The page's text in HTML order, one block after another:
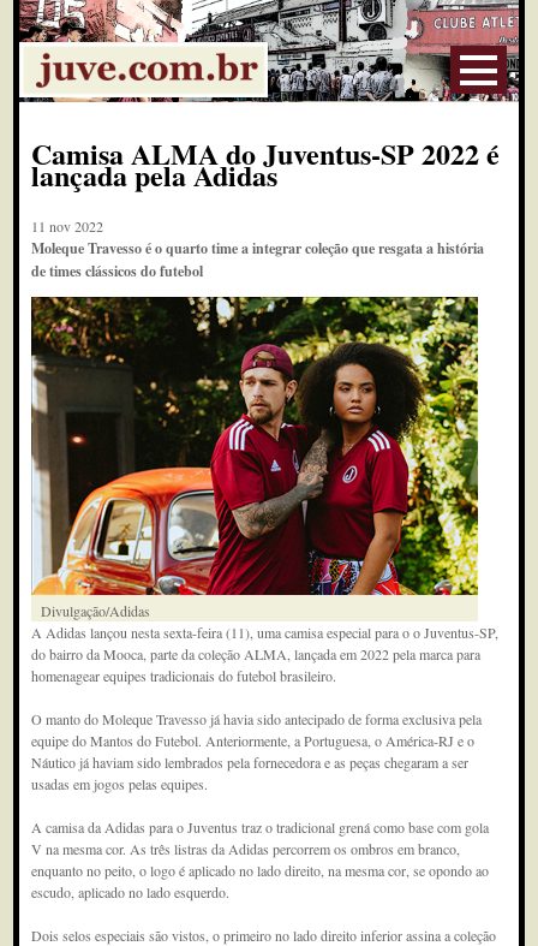
Camisa ALMA do Juventus-SP 2022 é
lançada pela Adidas
11 nov 2022
Moleque Travesso é o quarto time a integrar coleção que resgata a história
de times clássicos do futebol
Divulgação/Adidas
A Adidas lançou nesta sexta-feira (11), uma camisa especial para o o Juventus-SP,
do bairro da Mooca, parte da coleção ALMA, lançada em 2022 pela marca para
homenagear equipes tradicionais do futebol brasileiro.
O manto do Moleque Travesso já havia sido antecipado de forma exclusiva pela
equipe do Mantos do Futebol. Anteriormente, a Portuguesa, o América-RJ e o
Náutico já haviam sido lembrados pela fornecedora e as peças chegaram a ser
usadas em jogos pelas equipes.
A camisa da Adidas para o Juventus traz o tradicional grená como base com gola
V na mesma cor. As três listras da Adidas percorrem os ombros em branco,
enquanto no peito, o logo é aplicado no lado direito, na mesma cor, se opondo ao
escudo, aplicado no lado esquerdo.
Dois selos especiais são vistos, o primeiro no lado direito inferior assina a coleção